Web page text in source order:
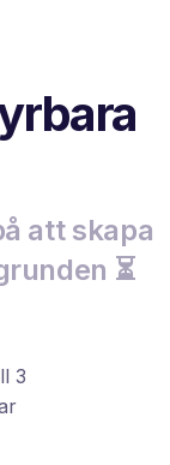
att skapa
⏳
3